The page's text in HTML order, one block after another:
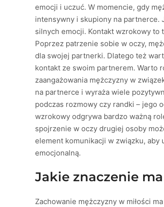
emocji i uczuć. W momencie, gdy
intensywny i skupiony na partnerce.
silnych emocji. Kontakt wzrokowy to
Poprzez patrzenie sobie w oczy,
dla swojej partnerki. Dlatego też
kontakt ze swoim partnerem. Warto
zaangażowania mężczyzny w
na partnerce i wyraża wiele
podczas rozmowy czy randki – jego
wzrokowy odgrywa bardzo ważną
spojrzenie w oczy drugiej osoby
element komunikacji w związku,
emocjonalną.
Jakie znaczenie
Zachowanie mężczyzny w miłości